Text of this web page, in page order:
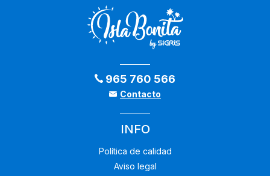
965 760 566
Contacto
INFO
Política de calidad
Aviso legal